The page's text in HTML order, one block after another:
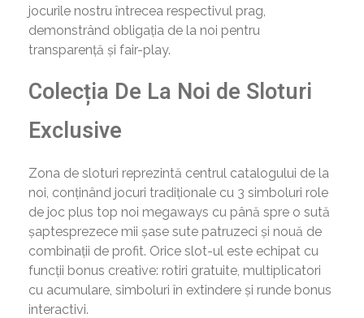
jocurile nostru întrecea respectivul prag,
demonstrând obligația de la noi pentru
transparență și fair-play.
Colecția De La Noi de Sloturi
Exclusive
Zona de sloturi reprezintă centrul catalogului de la
noi, conținând jocuri tradiționale cu 3 simboluri role
de joc plus top noi megaways cu până spre o sută
șaptesprezece mii șase sute patruzeci și nouă de
combinații de profit. Orice slot-ul este echipat cu
funcții bonus creative: rotiri gratuite, multiplicatori
cu acumulare, simboluri în extindere și runde bonus
interactivi.